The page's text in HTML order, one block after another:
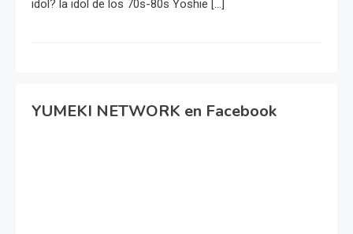
idol? la idol de los 70s-80s Yoshie […]
YUMEKI NETWORK en Facebook